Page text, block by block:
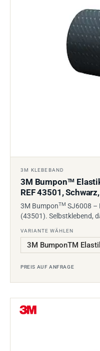
3M KLEBEBAND
3M BumponTM
REF 43501,
3M BumponTM SJ6008 –
(43501). Selbstklebend,
VARIANTE WÄHLEN
PREIS AUF ANFRAGE